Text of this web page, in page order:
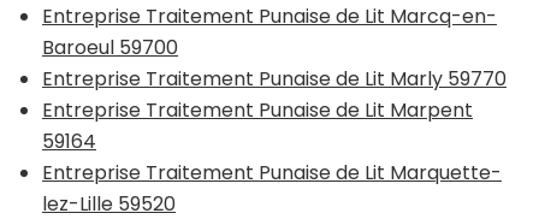
Entreprise Traitement Punaise de Lit Marcq-en-
Baroeul 59700
Entreprise Traitement Punaise de Lit Marly 59770
Entreprise Traitement Punaise de Lit Marpent
59164
Entreprise Traitement Punaise de Lit Marquette-
lez-Lille 59520